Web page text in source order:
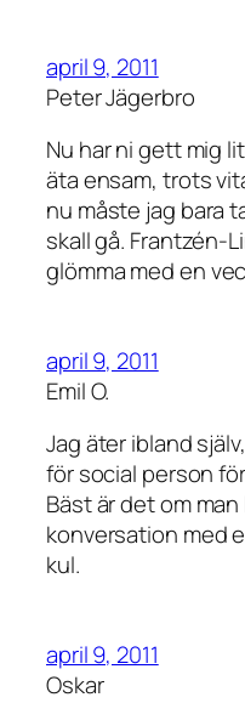
april 9, 2011
Peter Jägerbro
Nu har ni gett mig
äta ensam, trots
nu måste jag bara
skall gå. Frantzén-
glömma med en
april 9, 2011
Emil O.
Jag äter ibland
för social person
Bäst är det om
konversation med
kul.
april 9, 2011
Oskar